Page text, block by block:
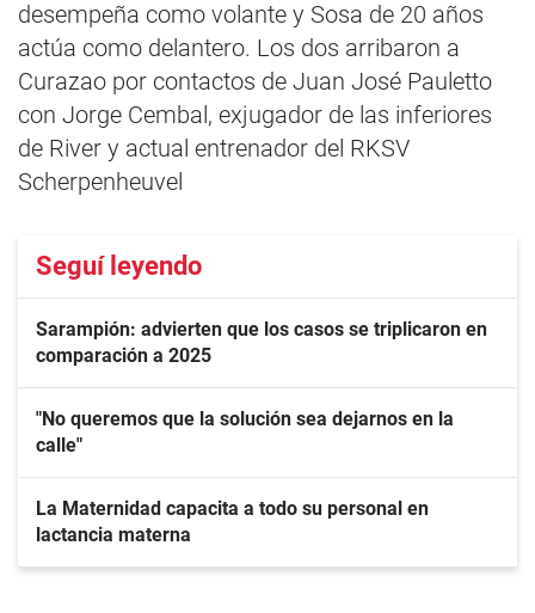
desempeña como volante y Sosa de 20 años
actúa como delantero. Los dos arribaron a
Curazao por contactos de Juan José Pauletto
con Jorge Cembal, exjugador de las inferiores
de River y actual entrenador del RKSV
Scherpenheuvel
Seguí leyendo
Sarampión: advierten que los casos se triplicaron en
comparación a 2025
"No queremos que la solución sea dejarnos en la
calle"
La Maternidad capacita a todo su personal en
lactancia materna